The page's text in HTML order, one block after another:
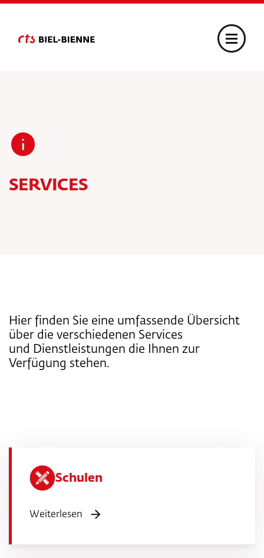
SERVICES
Hier finden Sie eine umfassende Übersicht
über die verschiedenen Services
und Dienstleistungen die Ihnen zur
Verfügung stehen.
Schulen
Weiterlesen